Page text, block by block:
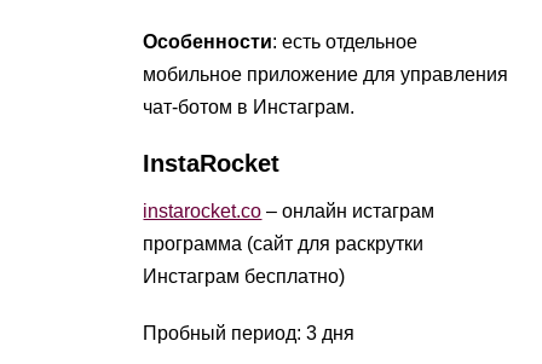
Особенности: есть отдельное
мобильное приложение для управления
чат-ботом в Инстаграм.
InstaRocket
instarocket.co – онлайн истаграм
программа (сайт для раскрутки
Инстаграм бесплатно)
Пробный период: 3 дня